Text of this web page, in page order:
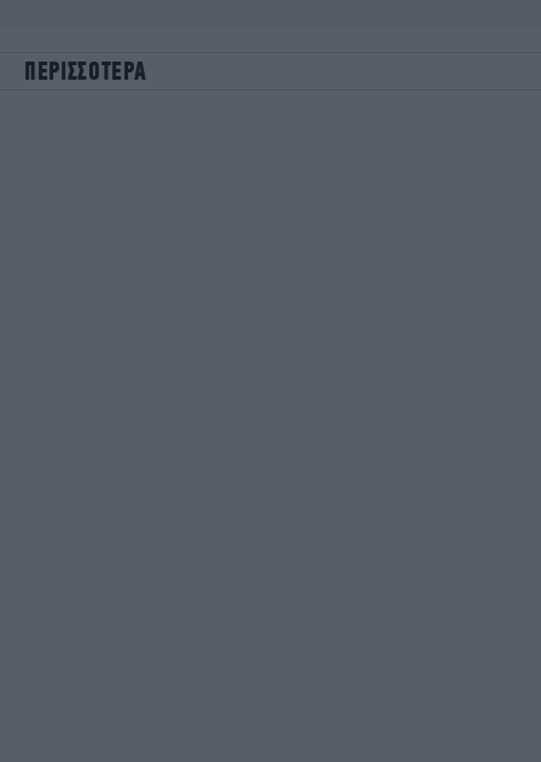
ΠΕΡΙΣΣΟΤΕΡΑ